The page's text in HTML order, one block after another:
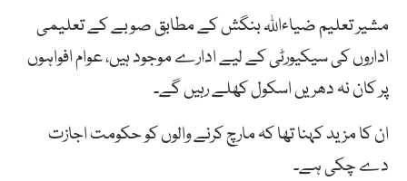
مشیر تعلیم ضیاءاللہ بنگش کے مطابق صوبے کے تعلیمی
اداروں کی سیکیورٹی کے لیے ادارے موجود ہیں، عوام افواہوں
پر کان نہ دھریں اسکول کھلے رہیں گے۔
ان کا مزید کہنا تھا کہ مارچ کرنے والوں کو حکومت اجازت
دے چکی ہے۔